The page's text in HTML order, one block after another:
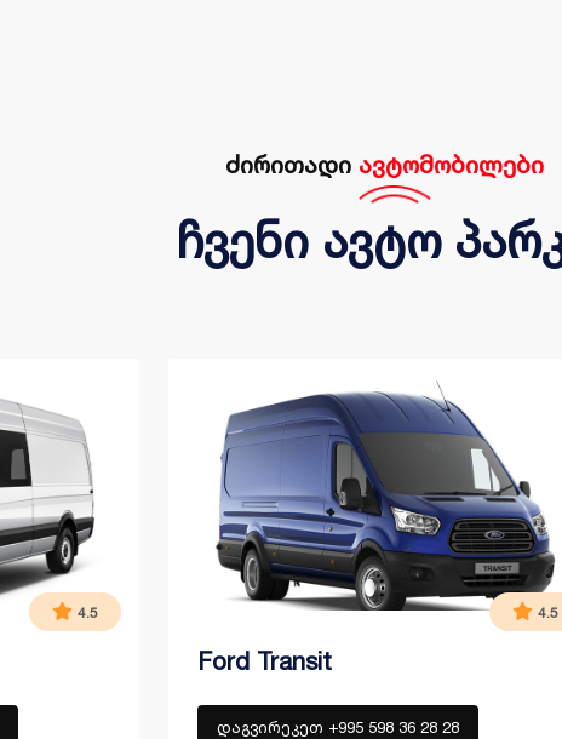
ძირითადი ავტომობილები
ჩვენი ავტო
4.5 4.5
Ford Transit
დაგვირეკეთ +995 598 36 28 28